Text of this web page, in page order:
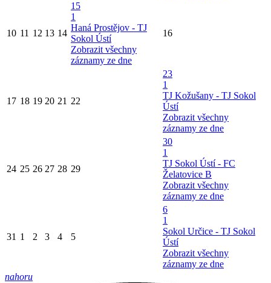
10 11 12 13 14
15
1
Haná Prostějov - TJ
Sokol Ústí
Zobrazit všechny
záznamy ze dne
16
17 18 19 20 21 22
23
1
TJ Kožušany - TJ Sokol
Ústí
Zobrazit všechny
záznamy ze dne
24 25 26 27 28 29
30
1
TJ Sokol Ústí - FC
Želatovice B
Zobrazit všechny
záznamy ze dne
31 1 2 3 4 5
6
1
Sokol Určice - TJ Sokol
Ústí
Zobrazit všechny
záznamy ze dne
nahoru